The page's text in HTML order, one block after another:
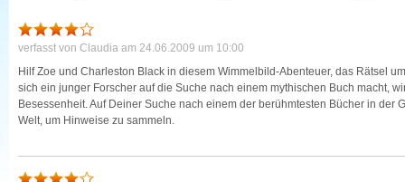
verfasst von Claudia am 24.06.2009 um 10:00
Hilf Zoe und Charleston Black in diesem Wimmelbild-Abenteuer, das Rätsel
sich ein junger Forscher auf die Suche nach einem mythischen Buch macht,
Besessenheit. Auf Deiner Suche nach einem der berühmtesten Bücher in der
Welt, um Hinweise zu sammeln.
Zoe und Charleston praktizieren ein echtes Teamwork. Gut, dass es die
macht nämlich keinen Schritt, ohne vorher mit Charleston telefoniert zu